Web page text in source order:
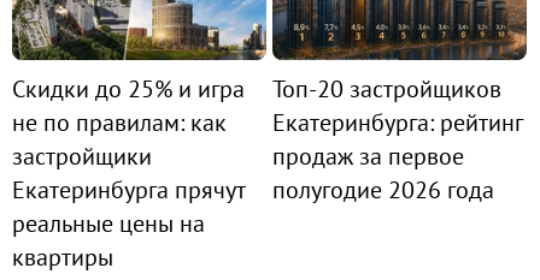
Скидки до 25% и игра
не по правилам: как
застройщики
Екатеринбурга прячут
реальные цены на
квартиры
Топ-20 застройщиков
Екатеринбурга: рейтинг
продаж за первое
полугодие 2026 года